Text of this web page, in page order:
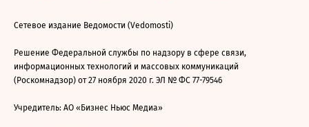
Сетевое издание Ведомости (Vedomosti)
Решение Федеральной службы по надзору в сфере связи,
информационных технологий и массовых коммуникаций
(Роскомнадзор) от 27 ноября 2020 г. ЭЛ № ФС 77-79546
Учредитель: АО «Бизнес Ньюс Медиа»